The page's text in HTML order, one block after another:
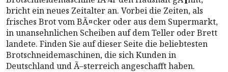
bricht ein neues Zeitalter an. Vorbei die Zeiten, als
frisches Brot vom BÃ¤cker oder aus dem Supermarkt,
in unansehnlichen Scheiben auf dem Teller oder Brett
landete. Finden Sie auf dieser Seite die beliebtesten
Brotschneidemaschinen, die sich Kunden in
Deutschland und Ã–sterreich angeschafft haben.